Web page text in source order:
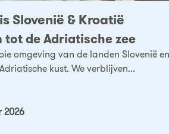
Slovenië & Kroatië
tot de Adriatische zee
omgeving van de landen Slovenië
kust. We verblijven...
2026